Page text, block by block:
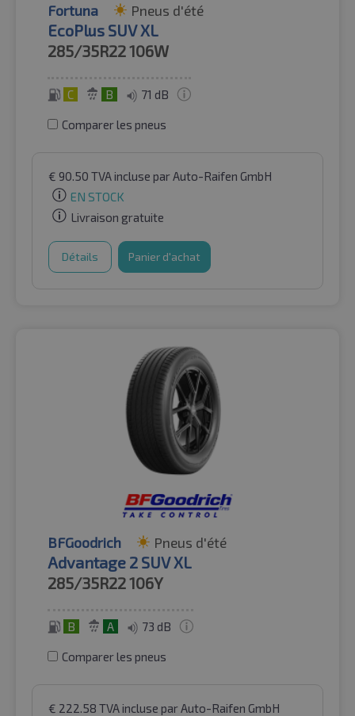
Fortuna Pneus d'été
EcoPlus SUV XL
285/35R22106W
C B 71 dB
Comparer les pneus
€ 90.50 TVA incluse par Auto-Raifen GmbH
EN STOCK
Livraison gratuite
Détails Panier d'achat
BFGoodrich Pneus d'été
Advantage 2 SUV XL
285/35R22106Y
B A 73 dB
Comparer les pneus
€ 222.58 TVA incluse par Auto-Raifen GmbH